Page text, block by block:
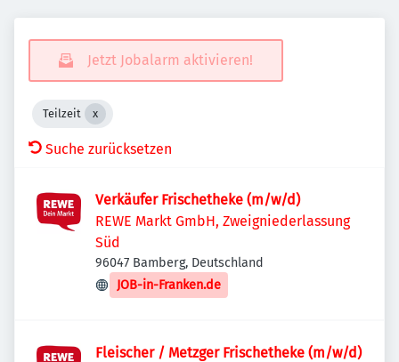
Jetzt Jobalarm aktivieren!
Teilzeit
Suche zurücksetzen
Verkäufer Frischetheke (m/w/d)
REWE Markt GmbH, Zweigniederlassung
Süd
96047 Bamberg, Deutschland
JOB-in-Franken.de
Fleischer / Metzger Frischetheke (m/w/d)